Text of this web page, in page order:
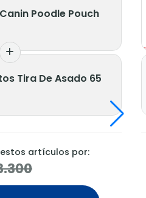
Poodle Pouch
Tira De Asado 65
artículos por: